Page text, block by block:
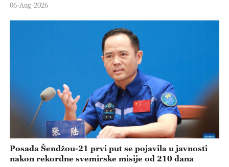
06-Aug-2026
Posada Šendžou-21 prvi put se pojavila u javnosti
nakon rekordne svemirske misije od 210 dana